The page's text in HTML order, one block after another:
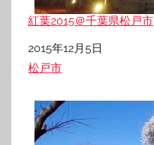
紅葉2015＠千葉県松戸市
日付
2015年12月5日
関連理由
松戸市